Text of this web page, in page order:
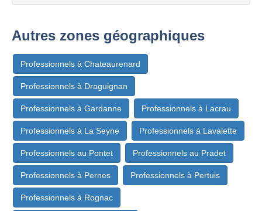
Autres zones géographiques
Professionnels à Chateaurenard
Professionnels à Draguignan
Professionnels à Gardanne Professionnels à Lacrau
Professionnels à La Seyne Professionnels à Lavalette
Professionnels au Pontet Professionnels au Pradet
Professionnels à Pernes Professionnels à Pertuis
Professionnels à Rognac